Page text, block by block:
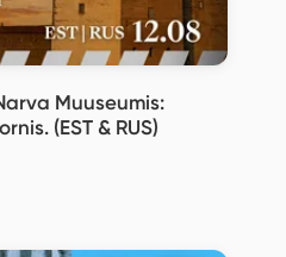
Muuseumis:
(EST & RUS)